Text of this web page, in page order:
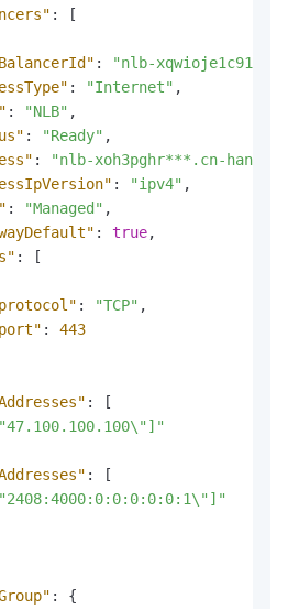
:
[
:
"nlb-
: "Internet" ,
: "NLB" ,
: "Ready" ,
:
"nlb-xoh3pghr***.cn-
: "ipv4" ,
: "Managed" ,
: true,
:
[
: "TCP" ,
:
443
:
[
:
[
:
{